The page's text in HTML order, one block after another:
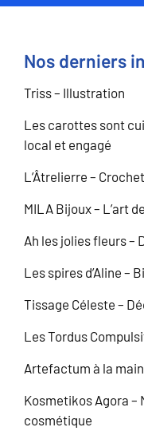
Nos derniers
Triss – Illustration
Les carottes sont
local et engagé
L’Âtrelierre – Crochet
MILA Bijoux – L’art
Ah les jolies fleurs –
Les spires d’Aline –
Tissage Céleste –
Les Tordus
Artefactum à la
Kosmetikos Agora –
cosmétique